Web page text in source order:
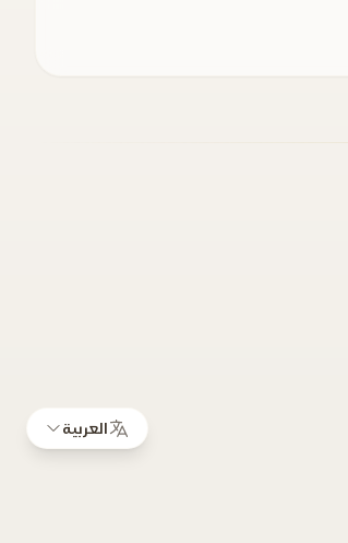
العربية